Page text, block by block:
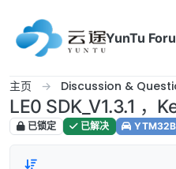
YunTu
主页 Discussion &
LE0 SDK_V1.3.1 ，
已锁定 已解决